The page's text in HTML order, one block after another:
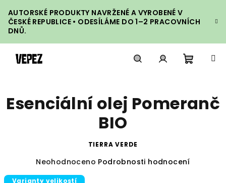
na
obsah
AUTORSKÉ PRODUKTY NAVRŽENÉ A VYROBENÉ V
ČESKÉ REPUBLICE • ODESÍLÁME DO 1–2 PRACOVNÍCH
DNŮ.
košík
Esenciální olej Pomeranč
BIO
TIERRA VERDE
Průměrné
Neohodnoceno Podrobnosti hodnocení
Varianty velikostí